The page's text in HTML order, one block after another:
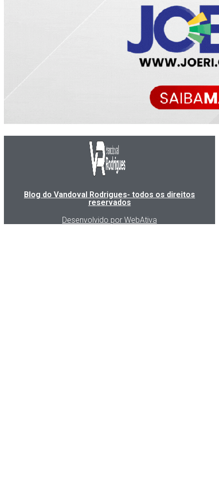
Blog do Vandoval Rodrigues- todos os direitos
reservados
Desenvolvido por WebAtiva